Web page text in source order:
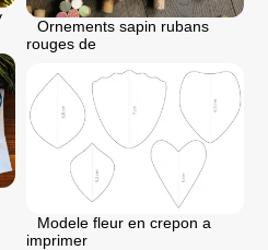
Ornements sapin rubans
rouges de
Modele fleur en crepon a
imprimer